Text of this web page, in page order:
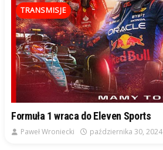
TRANSMISJE
Formuła 1 wraca do Eleven Sports
Paweł Wroniecki października 30, 2024